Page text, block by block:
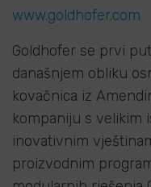
www.goldhofer.com
Goldhofer se prvi
današnjem obliku
kovačnica iz
kompaniju s velikim
inovativnim
proizvodnim